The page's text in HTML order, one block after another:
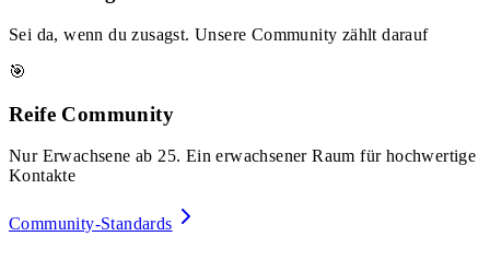
Sei da, wenn du zusagst. Unsere Community zählt darauf
🎯
Reife Community
Nur Erwachsene ab 25. Ein erwachsener Raum für hochwertige
Kontakte
Community-Standards